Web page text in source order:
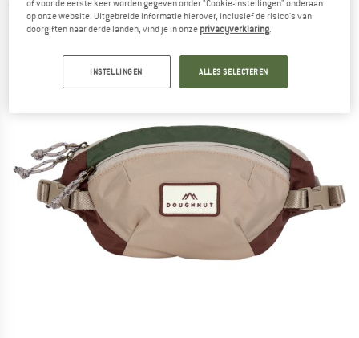
(0)
of voor de eerste keer worden gegeven onder "Cookie-instellingen" onderaan
op onze website. Uitgebreide informatie hierover, inclusief de risico's van
doorgiften naar derde landen, vind je in onze privacyverklaring.
INSTELLINGEN ALLES SELECTEREN